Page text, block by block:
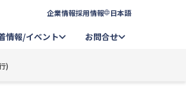
企業情報採用情報 日本語
情報/イベント お問合せ
)